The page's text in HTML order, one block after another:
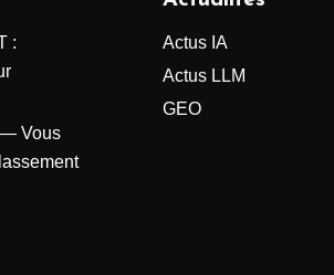
:
— Vous
Actus IA
Actus LLM
GEO